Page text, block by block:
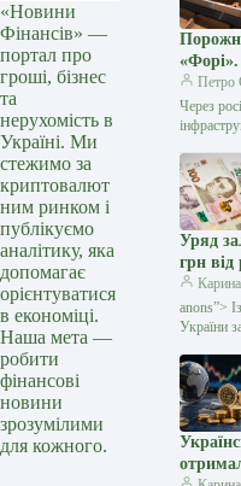
«Новини
Фінансів» —
портал про
гроші, бізнес
та
нерухомість в
Україні. Ми
стежимо за
криптовалют
ним ринком і
публікуємо
аналітику, яка
допомагає
орієнтуватися
в економіці.
Наша мета —
робити
фінансові
новини
зрозумілими
для кожного.
«Форі».
доПетро
Через
більше
та
Уряд
грн
anons”>
України
млрд